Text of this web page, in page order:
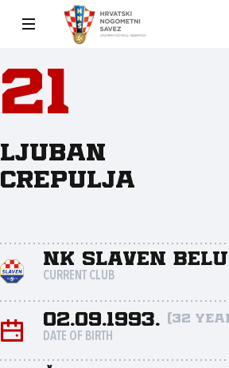
21
Ljuban
Crepulja
NK Slaven
CURRENT CLUB
02.09.1993. (32
DATE OF BIRTH